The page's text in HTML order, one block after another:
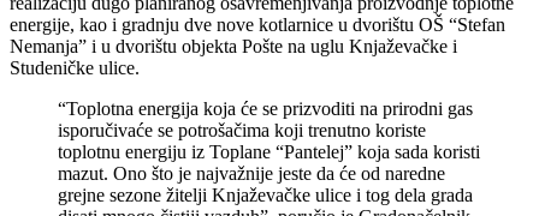
energije, kao i gradnju dve nove kotlarnice u dvorištu OŠ “Stefan
Nemanja” i u dvorištu objekta Pošte na uglu Knjaževačke i
Studeničke ulice.
“Toplotna energija koja će se prizvoditi na prirodni gas
isporučivaće se potrošačima koji trenutno koriste
toplotnu energiju iz Toplane “Pantelej” koja sada koristi
mazut. Ono što je najvažnije jeste da će od naredne
grejne sezone žitelji Knjaževačke ulice i tog dela grada